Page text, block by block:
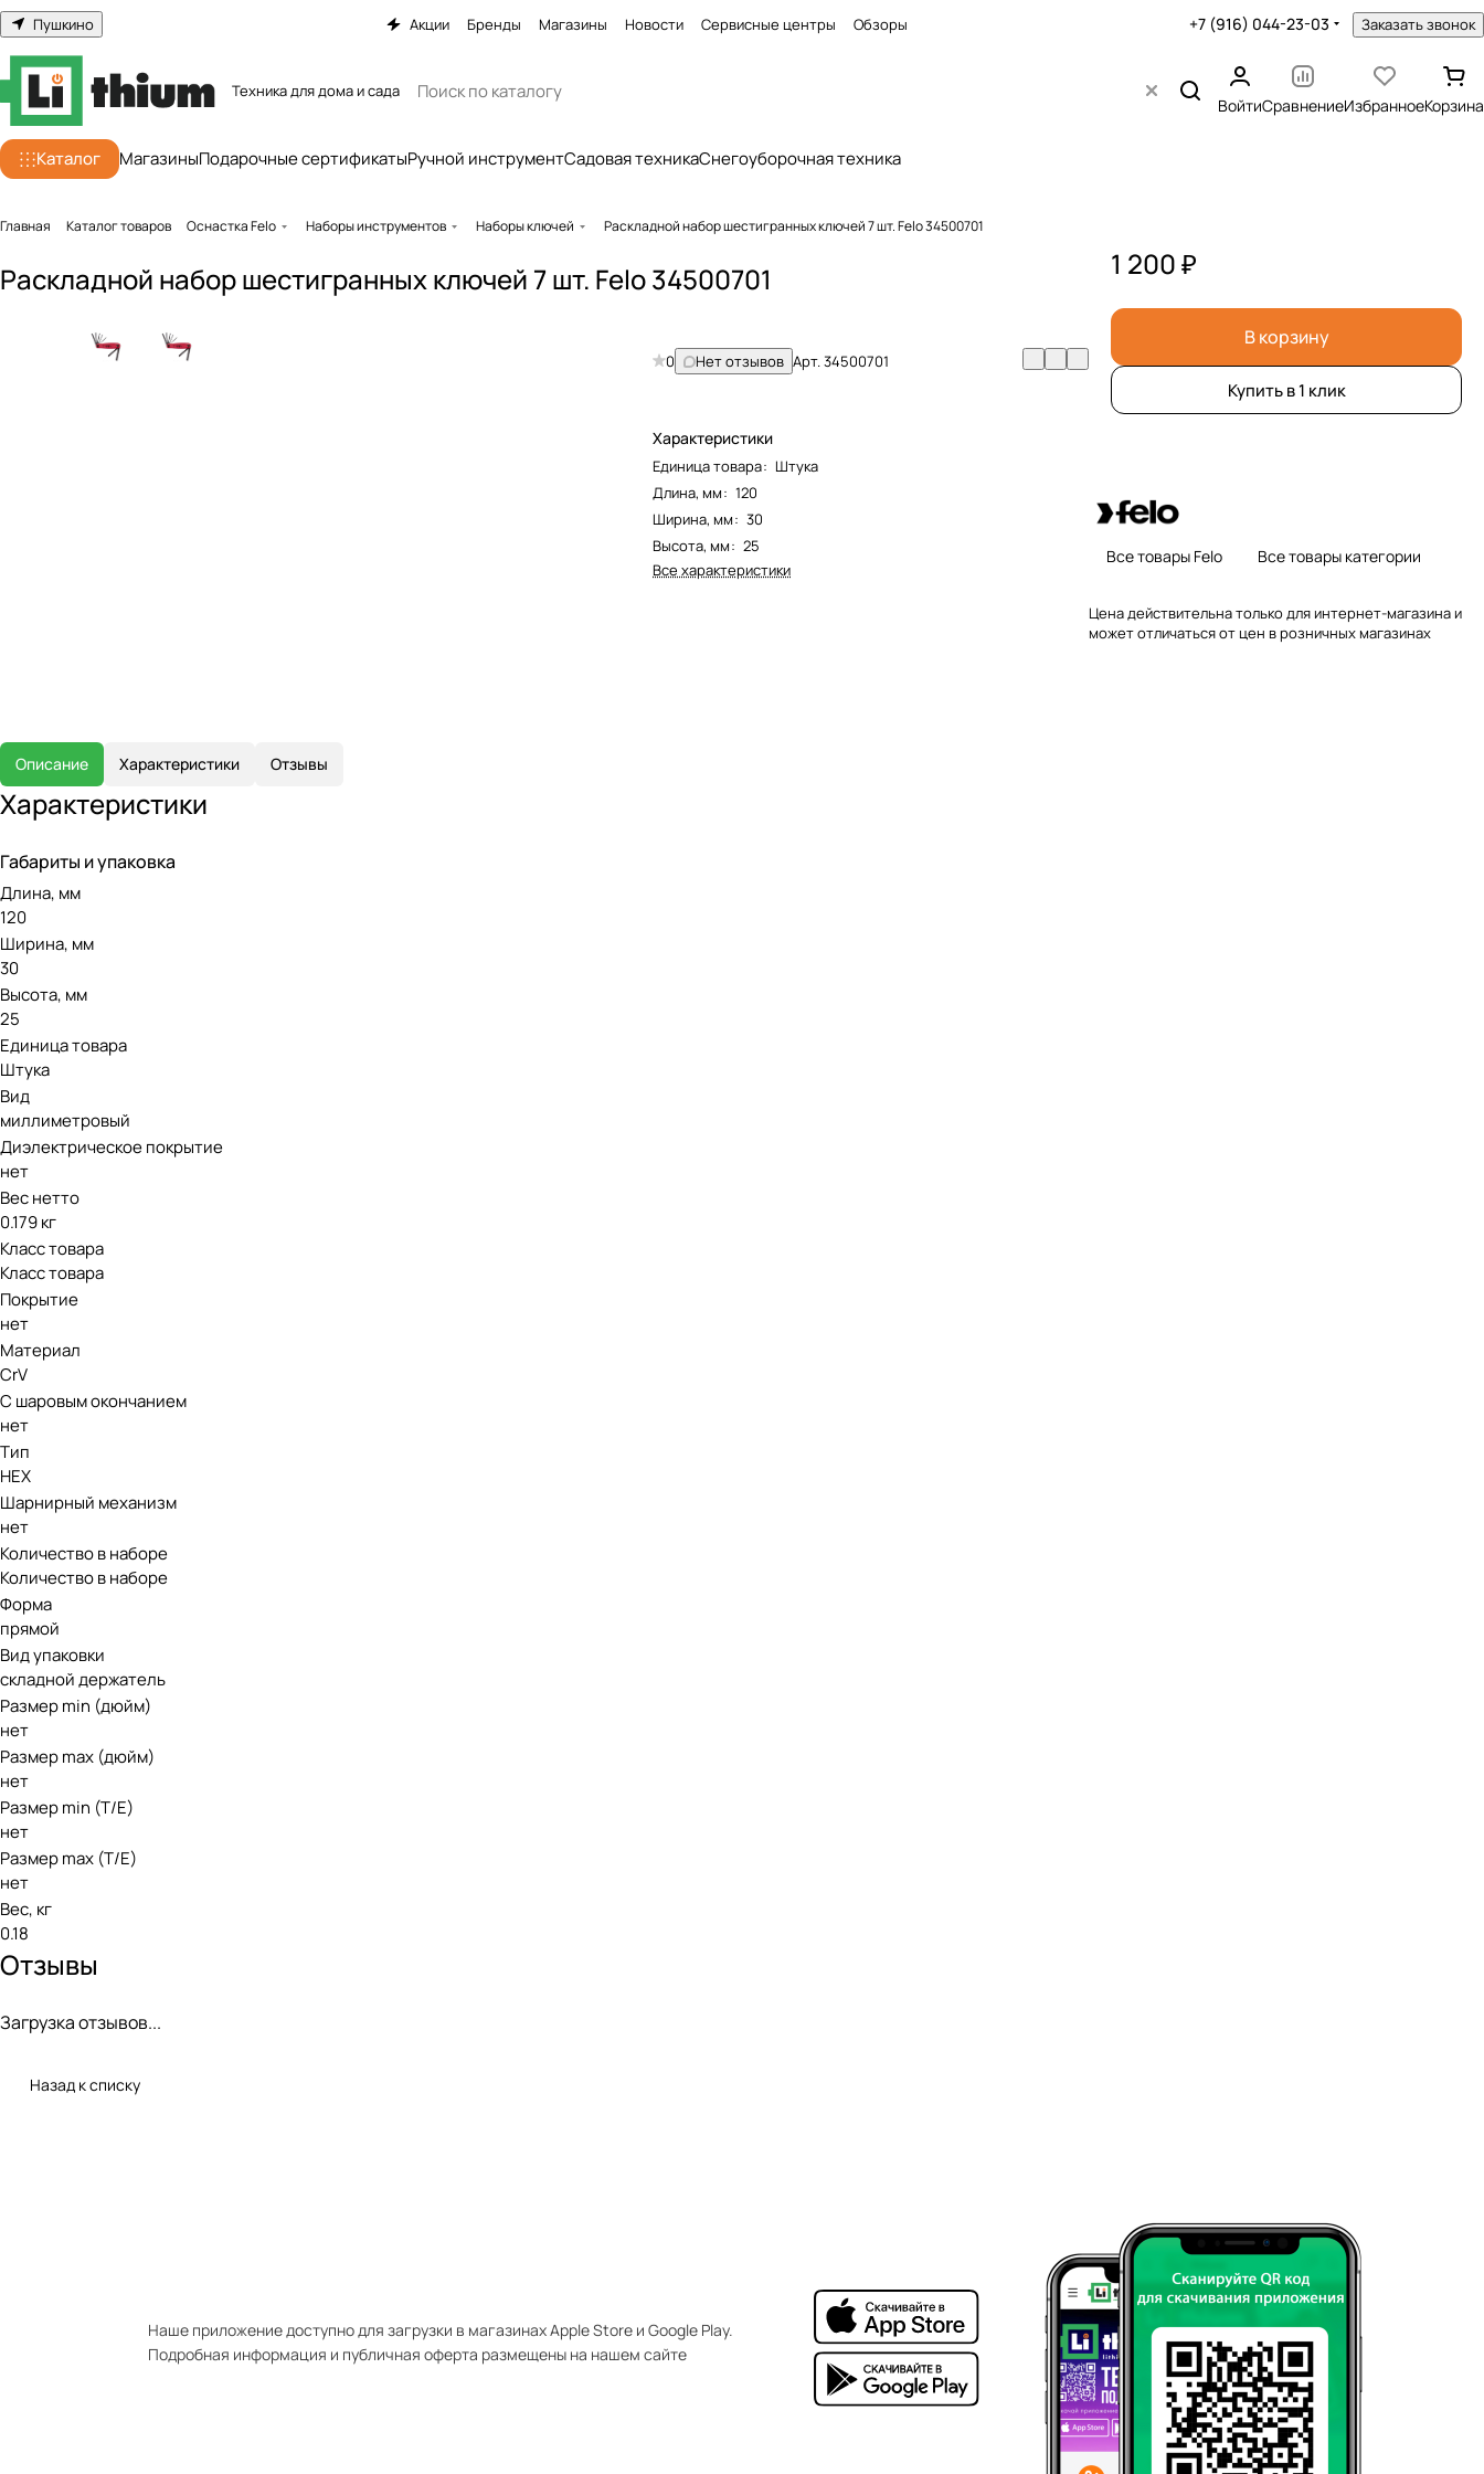
Пушкино Акции Бренды Магазины Новости Сервисные центры Обзоры +7 (916) 044-23-03 Заказать звонок
Техника для дома и сада
ВойтиСравнениеИзбранноеКорзина
Каталог МагазиныПодарочные сертификатыРучной инструментСадовая техникаСнегоуборочная техника
Главная Каталог товаров Оснастка Felo Наборы инструментов Наборы ключей Раскладной набор шестигранных ключей 7 шт. Felo 34500701
Раскладной набор шестигранных ключей 7 шт. Felo 34500701
0 Нет отзывов Арт.34500701
Характеристики
Единица товара: Штука
Длина, мм: 120
Ширина, мм: 30
Высота, мм: 25
Все характеристики
1 200 ₽
В корзину
Купить в 1 клик
Все товары Felo Все товары категории
Цена действительна только для интернет-магазина и
может отличаться от цен в розничных магазинах
Описание Характеристики Отзывы
Характеристики
Габариты и упаковка
Длина, мм
120
Ширина, мм
30
Высота, мм
25
Единица товара
Штука
Вид
миллиметровый
Диэлектрическое покрытие
нет
Вес нетто
0.179 кг
Класс товара
Класс товара
Покрытие
нет
Материал
CrV
С шаровым окончанием
нет
Тип
HEX
Шарнирный механизм
нет
Количество в наборе
Количество в наборе
Форма
прямой
Вид упаковки
складной держатель
Размер min (дюйм)
нет
Размер max (дюйм)
нет
Размер min (Т/E)
нет
Размер max (T/E)
нет
Вес, кг
0.18
Отзывы
Загрузка отзывов...
Назад к списку
Наше приложение доступно для загрузки в магазинах Apple Store и Google Play.
Подробная информация и публичная оферта размещены на нашем сайте